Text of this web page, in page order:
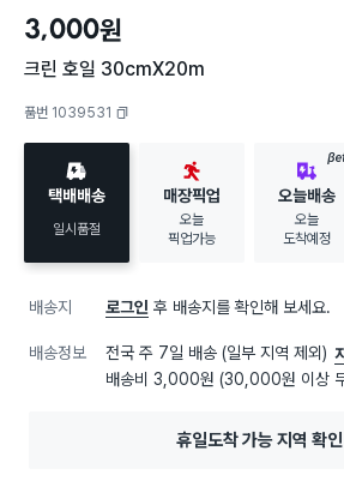
3,000원
크린 호일 30cmX20m
품번 1039531
택배배송
일시품절
매장픽업
오늘
픽업가능
오늘배송
오늘
도착예정
배송지 로그인 후 배송지를 확인해 보세요.
배송정보 전국 주 7일 배송 (일부 지역 제외)
배송비 3,000원 (30,000원 이상
휴일도착 가능 지역 확인